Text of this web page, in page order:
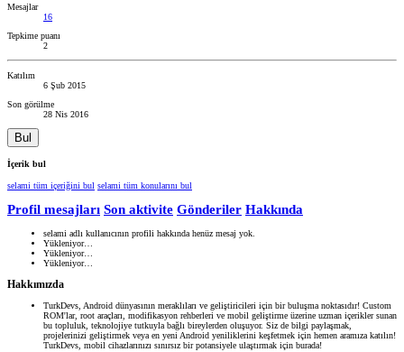
Mesajlar
16
Tepkime puanı
2
Katılım
6 Şub 2015
Son görülme
28 Nis 2016
Bul
İçerik bul
selami tüm içeriğini bul selami tüm konularını bul
Profil mesajları Son aktivite Gönderiler Hakkında
selami adlı kullanıcının profili hakkında henüz mesaj yok.
Yükleniyor…
Yükleniyor…
Yükleniyor…
Hakkımızda
TurkDevs, Android dünyasının meraklıları ve geliştiricileri için bir buluşma noktasıdır! Custom
ROM'lar, root araçları, modifikasyon rehberleri ve mobil geliştirme üzerine uzman içerikler sunan
bu topluluk, teknolojiye tutkuyla bağlı bireylerden oluşuyor. Siz de bilgi paylaşmak,
projelerinizi geliştirmek veya en yeni Android yeniliklerini keşfetmek için hemen aramıza katılın!
TurkDevs, mobil cihazlarınızı sınırsız bir potansiyele ulaştırmak için burada!